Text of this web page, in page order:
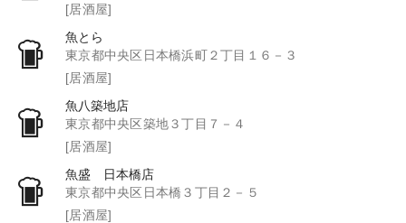
[居酒屋]
魚とら
東京都中央区日本橋浜町２丁目１６－３
[居酒屋]
魚八築地店
東京都中央区築地３丁目７－４
[居酒屋]
魚盛 日本橋店
東京都中央区日本橋３丁目２－５
[居酒屋]